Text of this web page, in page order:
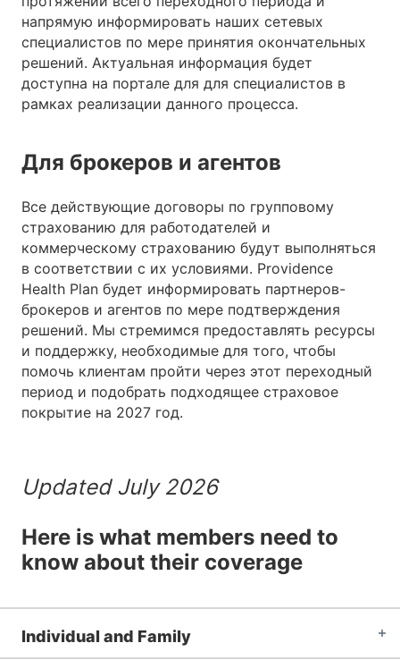
напрямую информировать наших сетевых
специалистов по мере принятия окончательных
решений. Актуальная информация будет
доступна на портале для для специалистов в
рамках реализации данного процесса.
Для брокеров и агентов
Все действующие договоры по групповому
страхованию для работодателей и
коммерческому страхованию будут выполняться
в соответствии с их условиями. Providence
Health Plan будет информировать партнеров-
брокеров и агентов по мере подтверждения
решений. Мы стремимся предоставлять ресурсы
и поддержку, необходимые для того, чтобы
помочь клиентам пройти через этот переходный
период и подобрать подходящее страховое
покрытие на 2027 год.
Updated July 2026
Here is what members need to
know about their coverage
Individual and Family